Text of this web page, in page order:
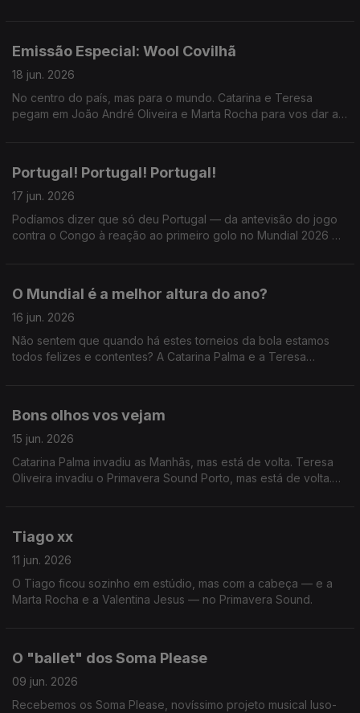
Emissão Especial: Wool Covilhã
18 jun. 2026
No centro do país, mas para o mundo. Catarina e Teresa
pegam em João André Oliveira e Marta Rocha para vos dar a
Portugal! Portugal! Portugal!
17 jun. 2026
Podíamos dizer que só deu Portugal — da antevisão do jogo
contra o Congo à reação ao primeiro golo no Mundial 2026 —,
O Mundial é a melhor altura do ano?
16 jun. 2026
Não sentem que quando há estes torneios da bola estamos
todos felizes e contentes? A Catarina Palma e a Teresa
Bons olhos vos vejam
15 jun. 2026
Catarina Palma invadiu as Manhãs, mas está de volta. Teresa
Oliveira invadiu o Primavera Sound Porto, mas está de volta.
Tiago xx
11 jun. 2026
O Tiago ficou sozinho em estúdio, mas com a cabeça — e a
Marta Rocha e a Valentina Jesus — no Primavera Sound.
O "ballet" dos Soma Please
09 jun. 2026
Recebemos os Soma Please, novíssimo projeto musical luso-